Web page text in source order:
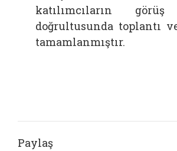
katılımcıların
doğrultusunda toplantı
tamamlanmıştır.
Paylaş